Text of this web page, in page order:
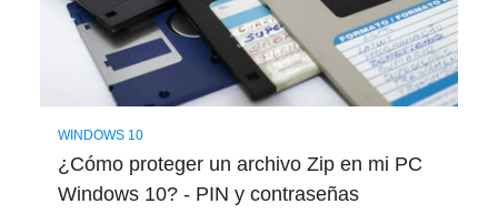
WINDOWS 10
¿Cómo proteger un archivo Zip en mi PC
Windows 10? - PIN y contraseñas